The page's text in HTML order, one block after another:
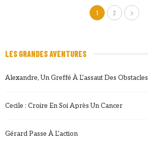
1 2
LES GRANDES AVENTURES
Alexandre, Un Greffé À L’assaut Des Obstacles
Cecile : Croire En Soi Après Un Cancer
Gérard Passe À L’action